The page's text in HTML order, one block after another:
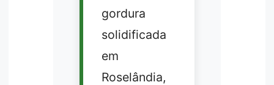
gordura
solidificada
em
Roselândia,